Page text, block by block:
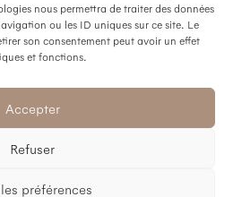
nous permettra de traiter des données
ou les ID uniques sur ce site. Le
son consentement peut avoir un effet
et fonctions.
Accepter
Refuser
préférences